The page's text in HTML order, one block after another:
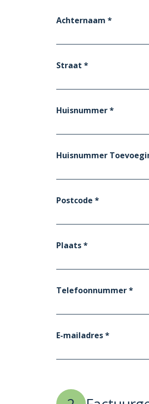
Achternaam *
Straat *
Huisnummer *
Huisnummer
Postcode *
Plaats *
Telefoonnummer *
E-mailadres *